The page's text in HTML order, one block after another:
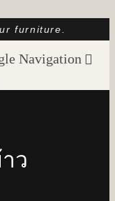
furniture.
Navigation
แรก
ตตาล็อก
ว